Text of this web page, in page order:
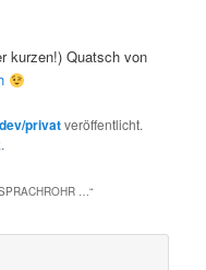
kurzen!) Quatsch von
privatveröffentlicht.
.
…“